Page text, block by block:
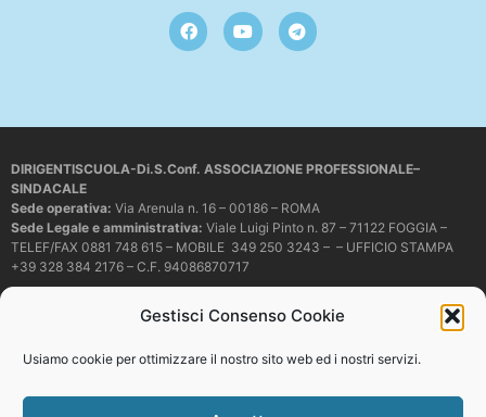
Gestisci Consenso Cookie
Usiamo cookie per ottimizzare il nostro sito web ed i nostri servizi.
DIRIGENTISCUOLA-Di.S.Conf. ASSOCIAZIONE PROFESSIONALE–
SINDACALE
Sede operativa: Via Arenula n. 16 – 00186 – ROMA
Sede Legale e amministrativa: Viale Luigi Pinto n. 87 – 71122 FOGGIA –
TELEF/FAX 0881 748 615 – MOBILE 349 250 3243 – – UFFICIO STAMPA
+39 328 384 2176 – C.F. 94086870717
dirigentiscuola@pec.it
copiare o riprodurre in alcun modo i contenuti presenti in questo sito se non